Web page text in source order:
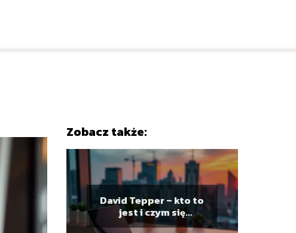
Zobacz także:
David Tepper – kto to
jest i czym się
zajmuje?